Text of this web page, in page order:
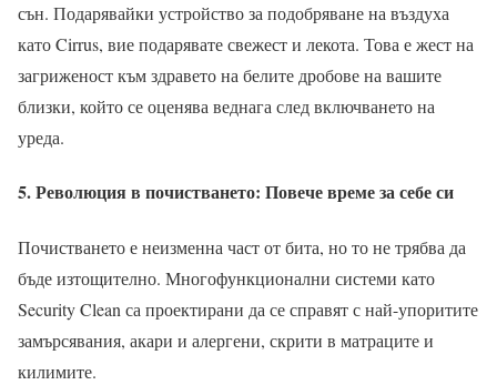
сън. Подарявайки устройство за подобряване на въздуха
като Cirrus, вие подарявате свежест и лекота. Това е жест на
загриженост към здравето на белите дробове на вашите
близки, който се оценява веднага след включването на
уреда.
5. Революция в почистването: Повече време за себе си
Почистването е неизменна част от бита, но то не трябва да
бъде изтощително. Многофункционални системи като
Security Clean са проектирани да се справят с най-упоритите
замърсявания, акари и алергени, скрити в матраците и
килимите.